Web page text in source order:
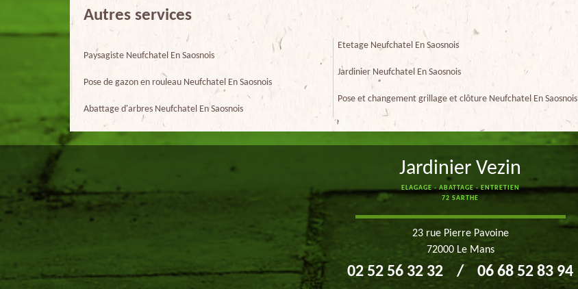
Autres services
Paysagiste Neufchatel En Saosnois
Pose de gazon en rouleau Neufchatel En Saosnois
Abattage d'arbres Neufchatel En Saosnois
Etetage Neufchatel En Saosnois
Jardinier Neufchatel En Saosnois
Pose et changement grillage et clôture Neufchatel En Saosnois
Jardinier Vezin
ELAGAGE - ABATTAGE - ENTRETIEN
72 SARTHE
23 rue Pierre Pavoine
72000 Le Mans
02 52 56 32 32 / 06 68 52 83 94